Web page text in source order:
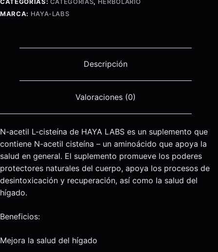
Tabs
cantidad
MARCA: HAYA-LABS
Descripción
Valoraciones (0)
N-acetil L-cisteína de HAYA LABS es un suplemento que
contiene N-acetil cisteína – un aminoácido que apoya la
salud en general. El suplemento promueve los poderes
protectores naturales del cuerpo, apoya los procesos de
desintoxicación y recuperación, así como la salud del
hígado.
Beneficios:
Mejora la salud del hígado